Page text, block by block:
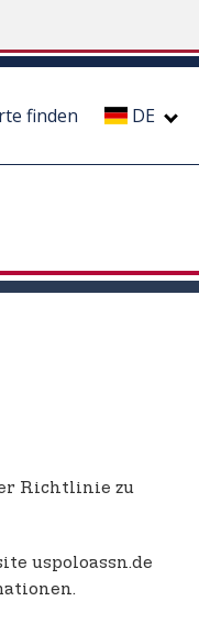
finden DE
Richtlinie zu
uspoloassn.de